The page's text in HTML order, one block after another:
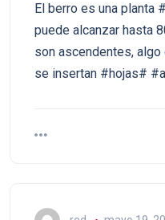
El berro es una planta
puede alcanzar hasta
son ascendentes,
se insertan #hojas#